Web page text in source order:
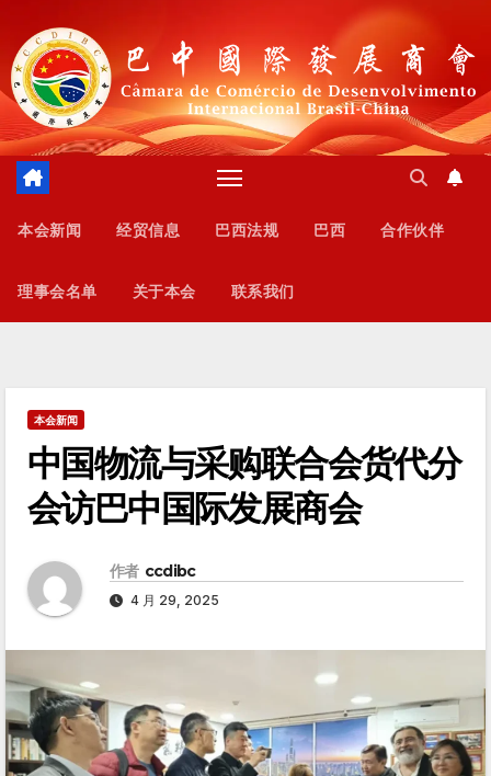
内
本会新闻 经贸信息 巴西法规 巴西 合作伙伴
理事会名单 关于本会 联系我们
本会新闻
中国物流与采购联合会货代分
会访巴中国际发展商会
作者 ccdibc
4 月 29, 2025